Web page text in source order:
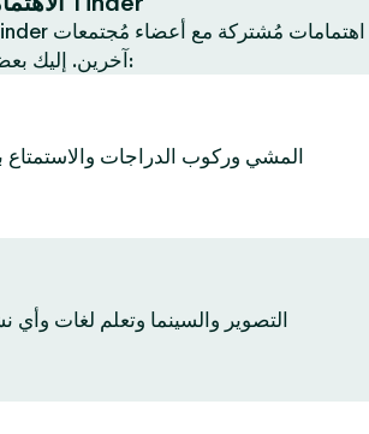
آخرين. إليك بعض النشاطات الشائعة:
المشي وركوب الدراجات والاستمتاع
التصوير والسينما وتعلم لغات وأي